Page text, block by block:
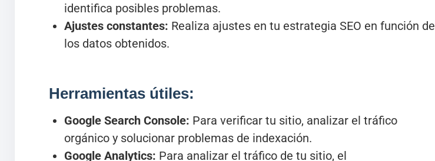
identifica posibles problemas.
Ajustes constantes: Realiza ajustes en tu estrategia SEO en función de
los datos obtenidos.
Herramientas útiles:
Google Search Console: Para verificar tu sitio, analizar el tráfico
orgánico y solucionar problemas de indexación.
Google Analytics: Para analizar el tráfico de tu sitio, el